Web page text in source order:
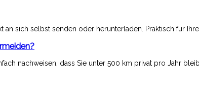
sich selbst senden oder herunterladen. Praktisch für
nachweisen, dass Sie unter 500 km privat pro Jahr